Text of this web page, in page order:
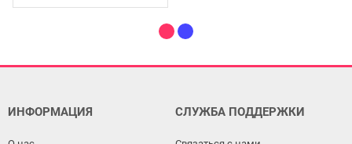
ИНФОРМАЦИЯ СЛУЖБА ПОДДЕРЖКИ